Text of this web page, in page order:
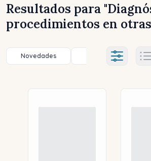
Resultados para "
procedimientos en
Novedades Título (a-z)
Ajustes